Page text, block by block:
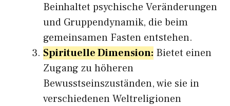
Beinhaltet psychische Veränderungen
und Gruppendynamik, die beim
gemeinsamen Fasten entstehen.
Spirituelle Dimension: Bietet einen
Zugang zu höheren
Bewusstseinszuständen, wie sie in
verschiedenen Weltreligionen